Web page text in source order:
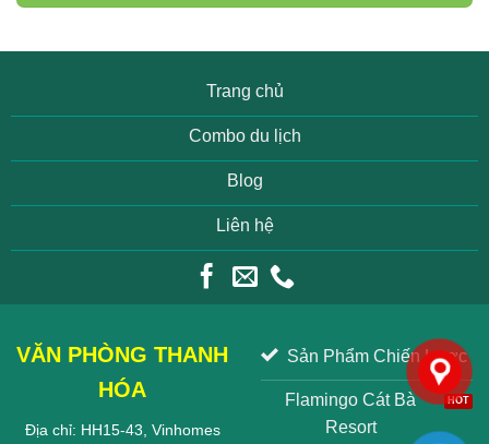
Trang chủ
Combo du lịch
Blog
Liên hệ
VĂN PHÒNG THANH
HÓA
Địa chỉ: HH15-43, Vinhomes
Sản Phẩm Chiến Lược
Flamingo Cát Bà
Resort